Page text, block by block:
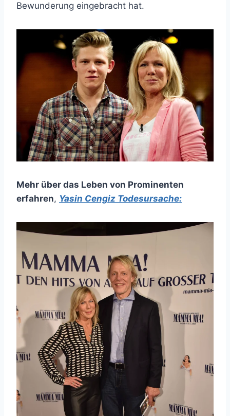
Bewunderung eingebracht hat.
Mehr über das Leben von Prominenten
erfahren, Yasin Cengiz Todesursache: